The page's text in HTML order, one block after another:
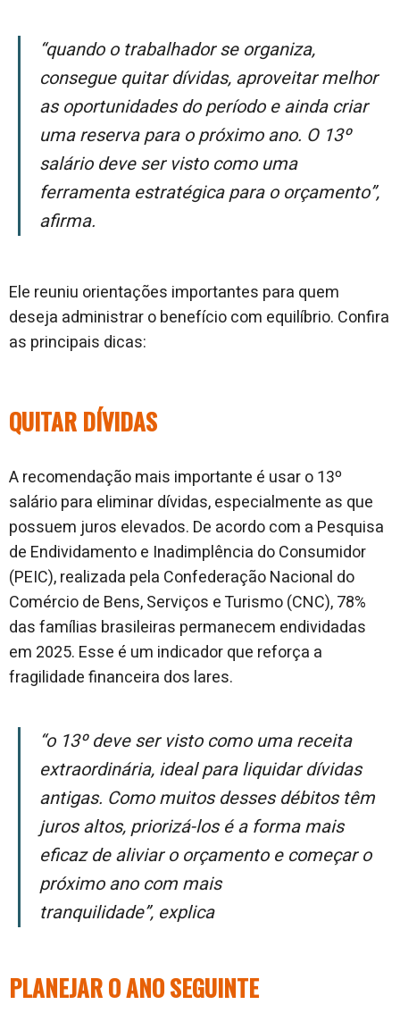
“Quando o trabalhador se organiza,
consegue quitar dívidas, aproveitar melhor
as oportunidades do período e ainda criar
uma reserva para o próximo ano. O 13º
salário deve ser visto como uma
ferramenta estratégica para o orçamento”,
afirma.
Ele reuniu orientações importantes para quem
deseja administrar o benefício com equilíbrio. Confira
as principais dicas:
QUITAR DÍVIDAS
A recomendação mais importante é usar o 13º
salário para eliminar dívidas, especialmente as que
possuem juros elevados. De acordo com a Pesquisa
de Endividamento e Inadimplência do Consumidor
(PEIC), realizada pela Confederação Nacional do
Comércio de Bens, Serviços e Turismo (CNC), 78%
das famílias brasileiras permanecem endividadas
em 2025. Esse é um indicador que reforça a
fragilidade financeira dos lares.
“O 13º deve ser visto como uma receita
extraordinária, ideal para liquidar dívidas
antigas. Como muitos desses débitos têm
juros altos, priorizá-los é a forma mais
eficaz de aliviar o orçamento e começar o
próximo ano com mais
tranquilidade”, explica
PLANEJAR O ANO SEGUINTE